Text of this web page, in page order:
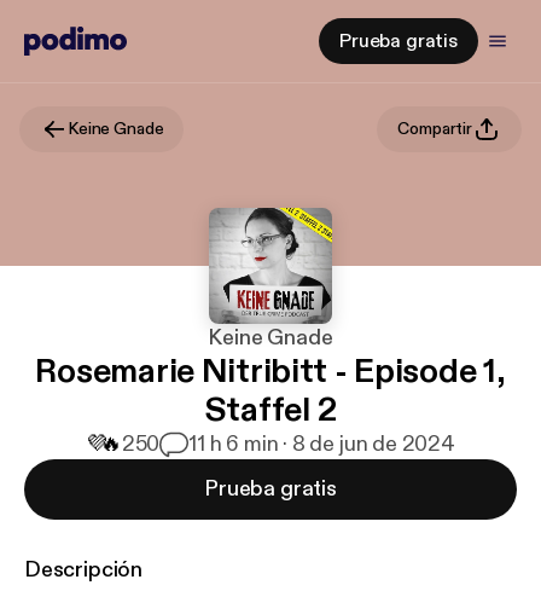
Prueba gratis
Keine Gnade Compartir
Keine Gnade
Rosemarie Nitribitt - Episode 1,
Staffel 2
💜🔥250 11 h 6 min · 8 de jun de 2024
Prueba gratis
Descripción